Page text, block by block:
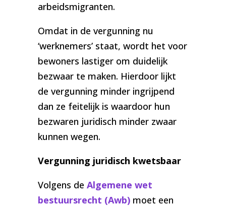
arbeidsmigranten.
Omdat in de vergunning nu
‘werknemers’ staat, wordt het voor
bewoners lastiger om duidelijk
bezwaar te maken. Hierdoor lijkt
de vergunning minder ingrijpend
dan ze feitelijk is waardoor hun
bezwaren juridisch minder zwaar
kunnen wegen.
Vergunning juridisch kwetsbaar
Volgens de Algemene wet
bestuursrecht (Awb)moet een